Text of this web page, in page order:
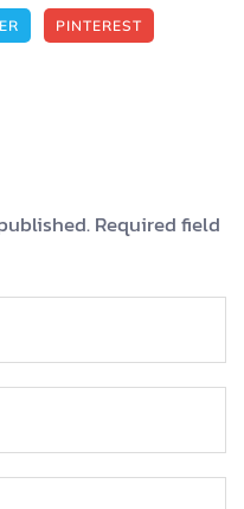
PINTEREST
Required field